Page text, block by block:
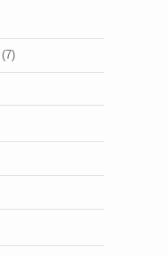
(7)